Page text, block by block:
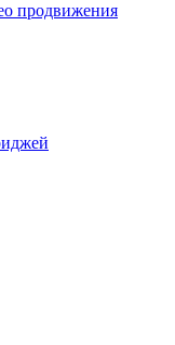
продвижения